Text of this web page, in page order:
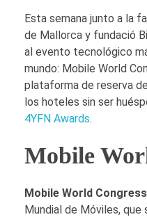
Esta semana junto a la
de Mallorca y fundació
al evento tecnológico
mundo: Mobile World
plataforma de reserva
los hoteles sin ser
4YFN Awards.
Mobile
Mobile World Congress
Mundial de Móviles, que